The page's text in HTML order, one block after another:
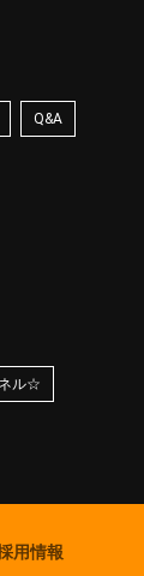
Q&A
ル☆
用情報